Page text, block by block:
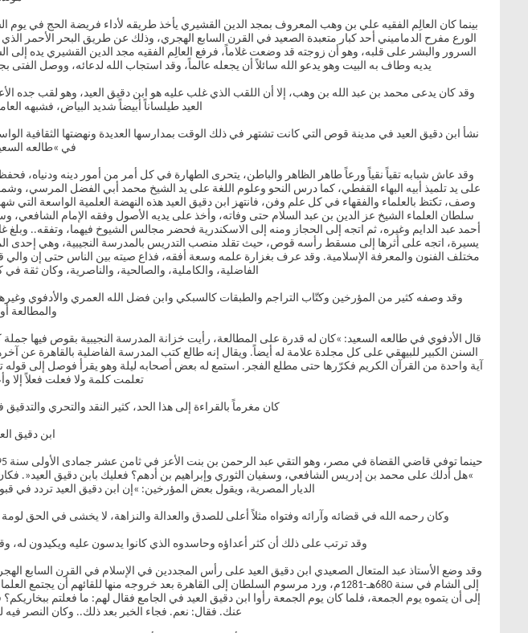
الورع مفرح الدماميني أحد كبار متعبدة الصعيد في القرن السابع الهجري، وذلك عن طريق البحر الأحمر
السرور والبشر على قلبه، وهو أن زوجته قد وضعت غلاماً، فرفع العالِم الفقيه مجد الدين القشيري يده
يديه وطاف به البيت وهو يدعو الله سائلاً أن يجعله عالماً، وقد استجاب الله لدعائه، ووصل
وقد كان يدعى محمد بن عبد الله بن وهب، إلا أن اللقب الذي غلب عليه هو ابن دقيق العيد، وهو لقب جده
العيد طيلساناً أبيضاً شديد البياض، فشبهه
نشأ ابن دقيق العيد في مدينة قوص التي كانت تشتهر في ذلك الوقت بمدارسها العديدة ونهضتها الثقافية
في »طالعه
وقد عاش شبابه تقياً نقياً ورعاً طاهر الظاهر والباطن، يتحرى الطهارة في كل أمر من أمور دينه ودنياه،
على يد تلميذ أبيه البهاء القفطي، كما درس النحو وعلوم اللغة على يد الشيخ محمد أبي الفضل
وصف، تكتظ بالعلماء والفقهاء في كل علم وفن، فانتهز ابن دقيق العيد هذه النهضة العلمية الواسعة
سلطان العلماء الشيخ عز الدين بن عبد السلام حتى وفاته، وأخذ على يديه الأصول وفقه الإمام
أحمد عبد الدايم وغيره، ثم اتجه إلى الحجاز ومنه إلى الاسكندرية فحضر مجالس الشيوخ فيهما، وتفقه..
يسيرة، اتجه على أثرها إلى مسقط رأسه قوص، حيث تقلد منصب التدريس بالمدرسة النجيبية، وهي إحدى
مختلف الفنون والمعرفة الإسلامية. وقد عرف بغزارة علمه وسعة أفقه، فذاع صيته بين الناس حتى إن
الفاضلية، والكاملية، والصالحية، والناصرية، وكان
وقد وصفه كثير من المؤرخين وكتّاب التراجم والطبقات كالسبكي وابن فضل الله العمري والأدفوي
والمطالعة
قال الأدفوي في طالعه السعيد: »كان له قدرة على المطالعة، رأيت خزانة المدرسة النجيبية بقوص فيها
السنن الكبير للبيهقي على كل مجلدة علامة له أيضاً. ويقال إنه طالع كتب المدرسة الفاضلية بالقاهرة عن
آية واحدة من القرآن الكريم فكرّرها حتى مطلع الفجر. استمع له بعض أصحابه ليلة وهو يقرأ فوصل إلى قوله
تعلمت كلمة ولا فعلت فعلاً إلا
كان مغرماً بالقراءة إلى هذا الحد، كثير النقد والتحري
ابن دقيق
»هل أدلك على محمد بن إدريس الشافعي، وسفيان الثوري وإبراهيم بن أدهم؟ فعليك بابن دقيق العيد«.
الديار المصرية، ويقول بعض المؤرخين: »إن ابن دقيق العيد تردد في
وكان رحمه الله في قضائه وآرائه وفتواه مثلاً أعلى للصدق والعدالة والنزاهة، لا يخشى في الحق
وقد ترتب على ذلك أن كثر أعداؤه وحاسدوه الذي كانوا يدسون عليه ويكيدون له،
وقد وضع الأستاذ عبد المتعال الصعيدي ابن دقيق العيد على رأس المجددين في الإسلام في القرن السابع
إلى الشام في سنة 680هـ-1281م، ورد مرسوم السلطان إلى القاهرة بعد خروجه منها
إلى أن يتموه يوم الجمعة، فلما كان يوم الجمعة رأوا ابن دقيق العيد في الجامع فقال لهم: ما فعلتم
عنك. فقال: نعم. فجاء الخبر بعد ذلك.. وكان النصر